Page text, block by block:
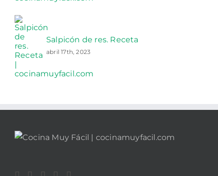
Salpicón de res. Receta
abril 17th, 2023